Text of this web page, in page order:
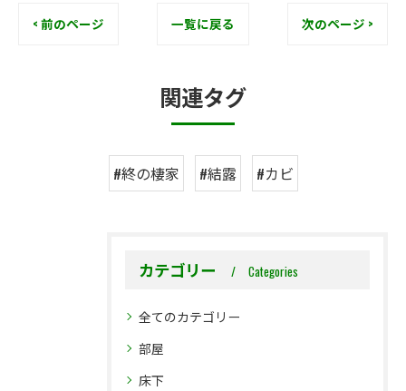
< 前のページ 一覧に戻る 次のページ >
関連タグ
#終の棲家 #結露 #カビ
カテゴリー Categories
全てのカテゴリー
部屋
床下